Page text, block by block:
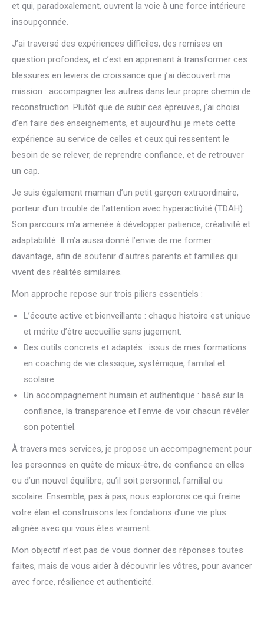
et qui, paradoxalement, ouvrent la voie à une force intérieure
insoupçonnée.
J’ai traversé des expériences difficiles, des remises en
question profondes, et c’est en apprenant à transformer ces
blessures en leviers de croissance que j’ai découvert ma
mission : accompagner les autres dans leur propre chemin de
reconstruction. Plutôt que de subir ces épreuves, j’ai choisi
d’en faire des enseignements, et aujourd’hui je mets cette
expérience au service de celles et ceux qui ressentent le
besoin de se relever, de reprendre confiance, et de retrouver
un cap.
Je suis également maman d’un petit garçon extraordinaire,
porteur d’un trouble de l’attention avec hyperactivité (TDAH).
Son parcours m’a amenée à développer patience, créativité et
adaptabilité. Il m’a aussi donné l’envie de me former
davantage, afin de soutenir d’autres parents et familles qui
vivent des réalités similaires.
Mon approche repose sur trois piliers essentiels :
L’écoute active et bienveillante : chaque histoire est unique
et mérite d’être accueillie sans jugement.
Des outils concrets et adaptés : issus de mes formations
en coaching de vie classique, systémique, familial et
scolaire.
Un accompagnement humain et authentique : basé sur la
confiance, la transparence et l’envie de voir chacun révéler
son potentiel.
À travers mes services, je propose un accompagnement pour
les personnes en quête de mieux-être, de confiance en elles
ou d’un nouvel équilibre, qu’il soit personnel, familial ou
scolaire. Ensemble, pas à pas, nous explorons ce qui freine
votre élan et construisons les fondations d’une vie plus
alignée avec qui vous êtes vraiment.
Mon objectif n’est pas de vous donner des réponses toutes
faites, mais de vous aider à découvrir les vôtres, pour avancer
avec force, résilience et authenticité.